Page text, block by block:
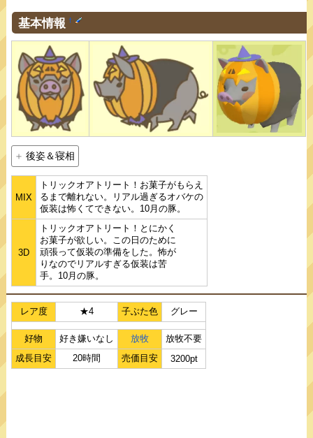
基本情報 †
後姿＆寝相
MIX
トリックオアトリート！お菓子がもらえ
るまで離れない。リアル過ぎるオバケの
仮装は怖くてできない。10月の豚。
3D
トリックオアトリート！とにかく
お菓子が欲しい。この日のために
頑張って仮装の準備をした。怖が
りなのでリアルすぎる仮装は苦
手。10月の豚。
レア度 ★4 子ぶた色 グレー
好物 好き嫌いなし 放牧
放牧不要
成長目安
20時間 売価目安 3200pt